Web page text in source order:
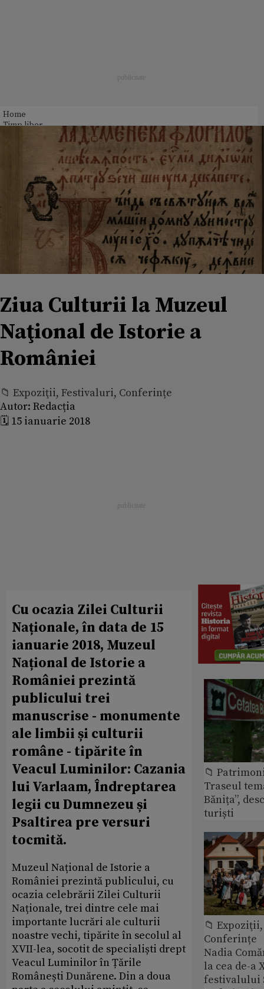
Home
Timp liber
Ziua Culturii la Muzeul
Naţional de Istorie a
României
📁 Expoziţii, Festivaluri, Conferințe
Autor: Redacția
🗓️ 15 ianuarie 2018
Cu ocazia Zilei Culturii
Naționale, în data de 15
ianuarie 2018, Muzeul
Național de Istorie a
României prezintă
publicului trei
manuscrise - monumente
ale limbii și culturii
române - tipărite în
Veacul Luminilor: Cazania
lui Varlaam, Îndreptarea
legii cu Dumnezeu și
Psaltirea pre versuri
tocmită.
Muzeul Național de Istorie a
României prezintă publicului, cu
ocazia celebrării Zilei Culturii
Naționale, trei dintre cele mai
importante lucrări ale culturii
noastre vechi, tipărite în secolul al
XVII-lea, socotit de specialiști drept
Veacul Luminilor în Țările
Românești Dunărene. Din a doua
📁
Traseul
Bănița”,
turiști
📁
Conferințe
Nadia
la cea de-a
festivalului